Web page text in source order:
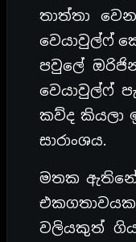
තාත්තා
වෙයාවුල්ෆ්
පවුලේ
වෙයාවුල්ෆ්
කව්ද කියලා
සාරාංශය.
මතක ඇතිනේ
වලියකුත්